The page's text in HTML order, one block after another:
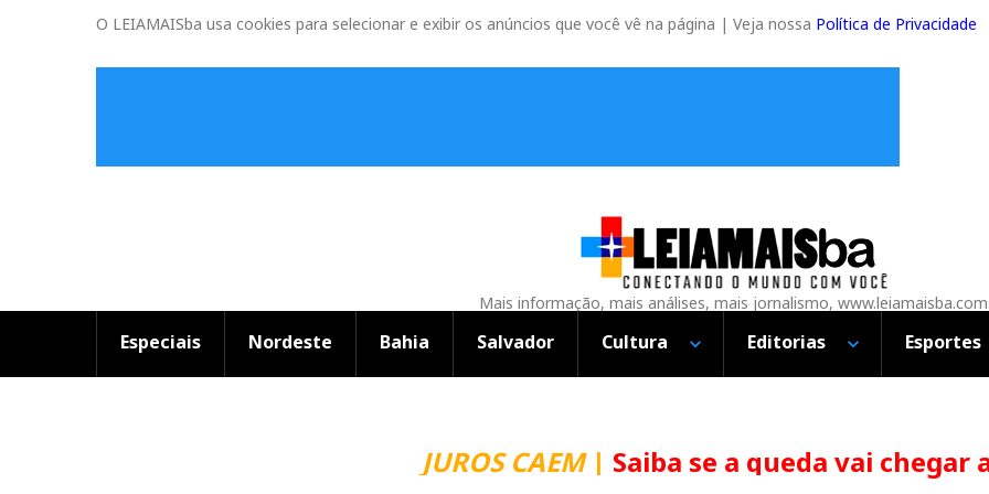
O LEIAMAISba usa cookies para selecionar e exibir os anúncios que você vê na página | Veja nossa Política de Privacidade
Mais informação, mais análises, mais jornalismo,
Especiais Nordeste Bahia Salvador Cultura Editorias Esportes
JUROS CAEM|Saiba se a queda vai chegar ao